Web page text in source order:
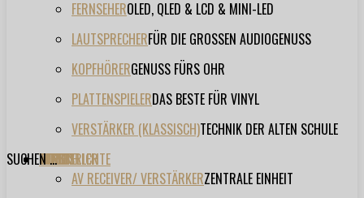
FERNSEHEROLED, QLED & LCD & MINI-LED
LAUTSPRECHERFÜR DIE GROSSEN AUDIOGENUSS
KOPFHÖRERGENUSS FÜRS OHR
PLATTENSPIELERDAS BESTE FÜR VINYL
VERSTÄRKER (KLASSISCH)TECHNIK DER ALTEN SCHULE
TESTBERICHTE
AV RECEIVER/ VERSTÄRKERZENTRALE EINHEIT
FORUM
FILME
VIDEOS
HERSTELLER
EVENT
SUCHEN ...